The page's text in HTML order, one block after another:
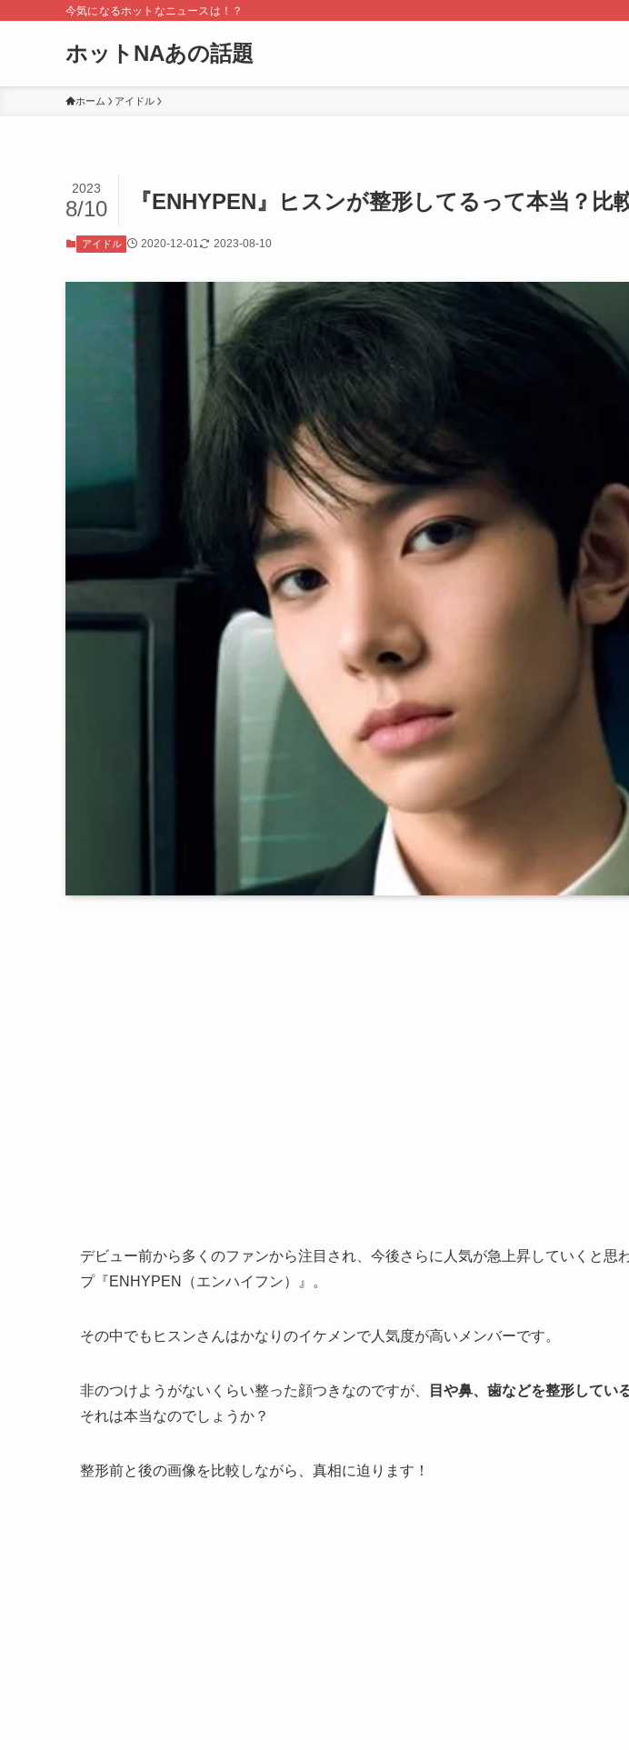
今気になるホットなニュースは！？
ホットNAあの話題
ホーム アイドル
『ENHYPEN』ヒスンが整形してるって本当？比
2023
8/10
アイドル 2020-12-01 2023-08-10
デビュー前から多くのファンから注目され、今後さらに人気が急上昇していくと思
プ『ENHYPEN（エンハイフン）』。
その中でもヒスンさんはかなりのイケメンで人気度が高いメンバーです。
非のつけようがないくらい整った顔つきなのですが、 目や鼻、歯などを整形してい
それは本当なのでしょうか？
整形前と後の画像を比較しながら、真相に迫ります！